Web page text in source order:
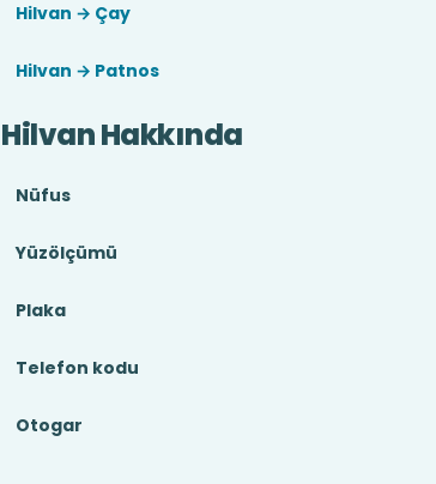
Hilvan → Çay
Hilvan → Patnos
Hilvan Hakkında
Nüfus
Yüzölçümü
Plaka
Telefon kodu
Otogar